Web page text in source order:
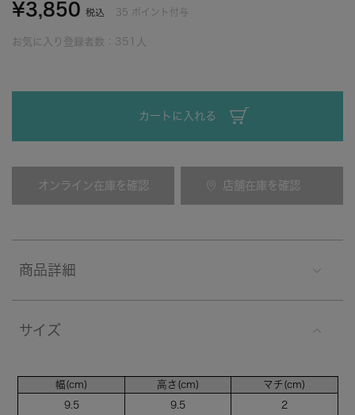
¥3,850 税込 35 ポイント付与
お気に入り登録者数： 351 人
カートに入れる
オンライン在庫を確認 店舗在庫を確認
商品詳細
サイズ
幅(cm)
9.5
高さ(cm)
9.5
マチ(cm)
2